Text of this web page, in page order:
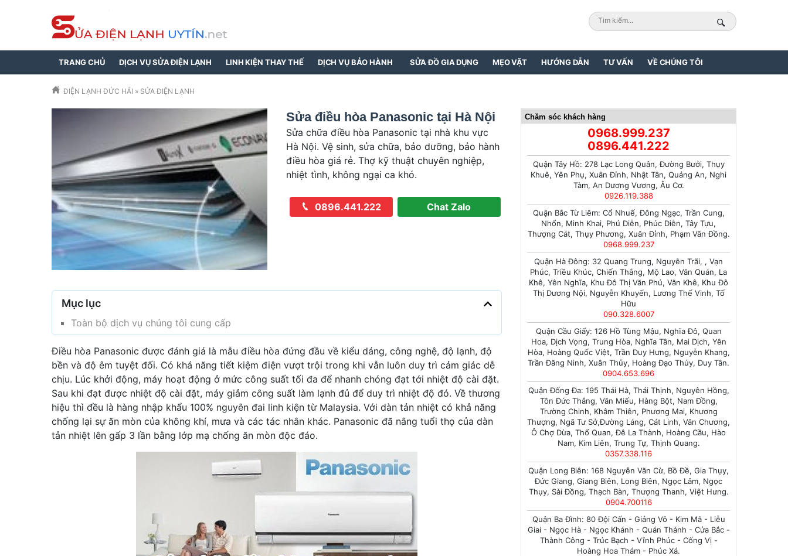
TRANG CHỦ DỊCH VỤ SỬA ĐIỆN LẠNH LINH KIỆN THAY THẾ DỊCH VỤ BẢO HÀNH SỬA ĐỒ GIA DỤNG MẸO VẶT HƯỚNG DẪN TƯ VẤN VỀ CHÚNG TÔI
ĐIỆN LẠNH ĐỨC HẢI » SỬA ĐIỆN LẠNH
Sửa điều hòa Panasonic tại Hà Nội
Sửa chữa điều hòa Panasonic tại nhà khu vực
Hà Nội. Vệ sinh, sửa chữa, bảo dưỡng, bảo hành
điều hòa giá rẻ. Thợ kỹ thuật chuyên nghiệp,
nhiệt tình, không ngại ca khó.
Chat Zalo
0896.441.222
Mục lục
Toàn bộ dịch vụ chúng tôi cung cấp
Điều hòa Panasonic được đánh giá là mẫu điều hòa đứng đầu về kiểu dáng, công nghệ, độ lạnh, độ
bền và độ êm tuyệt đối. Có khá năng tiết kiệm điện vượt trội trong khi vẫn luôn duy trì cảm giác dễ
chịu. Lúc khởi động, máy hoạt động ở mức công suất tối đa để nhanh chóng đạt tới nhiệt độ cài đặt.
Sau khi đạt được nhiệt độ cài đặt, máy giảm công suất làm lạnh đủ để duy trì nhiệt độ đó. Về thương
hiệu thì đều là hàng nhập khẩu 100% nguyên đai linh kiện từ Malaysia. Với dàn tản nhiệt có khả năng
chống lại sự ăn mòn của không khí, mưa và các tác nhân khác. Panasonic đã nâng tuổi thọ của dàn
tản nhiệt lên gấp 3 lần bằng lớp mạ chống ăn mòn độc đáo.
Chăm sóc khách hàng
0968.999.237
0896.441.222
Quận Tây Hồ: 278 Lạc Long Quân, Đường Bưởi, Thụy
Khuê, Yên Phụ, Xuân Đỉnh, Nhật Tân, Quảng An, Nghi
Tàm, An Dương Vương, Âu Cơ.
0926.119.388
Quận Bắc Từ Liêm: Cổ Nhuế, Đông Ngạc, Trần Cung,
Nhổn, Minh Khai, Phú Diễn, Phúc Diễn, Tây Tựu,
Thượng Cát, Thụy Phương, Xuân Đỉnh, Phạm Văn Đồng.
0968.999.237
Quận Hà Đông: 32 Quang Trung, Nguyễn Trãi, , Vạn
Phúc, Triều Khúc, Chiến Thắng, Mộ Lao, Văn Quán, La
Khê, Yên Nghĩa, Khu Đô Thị Văn Phú, Văn Khê, Khu Đô
Thị Dương Nội, Nguyễn Khuyến, Lương Thế Vinh, Tố
Hữu
090.328.6007
Quận Cầu Giấy: 126 Hồ Tùng Mậu, Nghĩa Đô, Quan
Hoa, Dịch Vọng, Trung Hòa, Nghĩa Tân, Mai Dịch, Yên
Hòa, Hoàng Quốc Việt, Trần Duy Hưng, Nguyễn Khang,
Trần Đăng Ninh, Xuân Thủy, Hoàng Đạo Thúy, Duy Tân.
0904.653.696
Quận Đống Đa: 195 Thái Hà, Thái Thịnh, Nguyên Hồng,
Tôn Đức Thắng, Văn Miếu, Hàng Bột, Nam Đồng,
Trường Chinh, Khâm Thiên, Phương Mai, Khương
Thượng, Ngã Tư Sở,Đường Láng, Cát Linh, Văn Chương,
Ô Chợ Dừa, Thổ Quan, Đê La Thành, Hoàng Cầu, Hào
Nam, Kim Liên, Trung Tự, Thịnh Quang.
0357.338.116
Quận Long Biên: 168 Nguyễn Văn Cừ, Bồ Đề, Gia Thụy,
Đức Giang, Giang Biên, Long Biên, Ngọc Lâm, Ngọc
Thụy, Sài Đồng, Thạch Bàn, Thượng Thanh, Việt Hưng.
0904.700116
Quận Ba Đình: 80 Đội Cấn - Giảng Võ - Kim Mã - Liễu
Giai - Ngọc Hà - Ngọc Khánh - Quán Thánh - Cửa Bắc -
Thành Công - Trúc Bạch - Vĩnh Phúc - Cống Vị -
Hoàng Hoa Thám - Phúc Xá.